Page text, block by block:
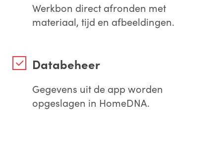
Werkbon direct afronden met
materiaal, tijd en afbeeldingen.
Databeheer
Gegevens uit de app worden
opgeslagen in HomeDNA.